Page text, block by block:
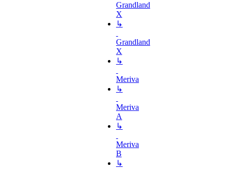
Grandland
X
↳
Grandland
X
↳
Meriva
↳
Meriva
A
↳
Meriva
B
↳